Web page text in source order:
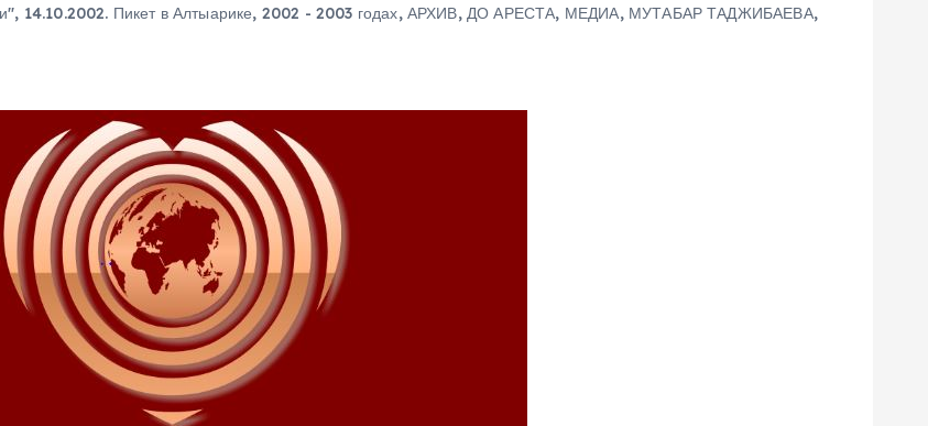
, 14.10.2002. Пикет в Алтыарике, 2002 - 2003 годах, АРХИВ, ДО АРЕСТА, МЕДИА, МУТАБАР ТАДЖИБАЕВА,